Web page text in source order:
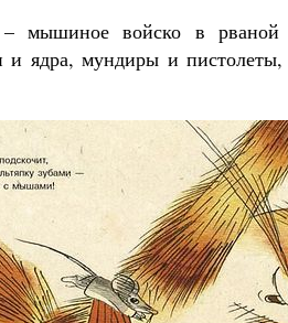
мышиное войско в рваной
ядра, мундиры и пистолеты,